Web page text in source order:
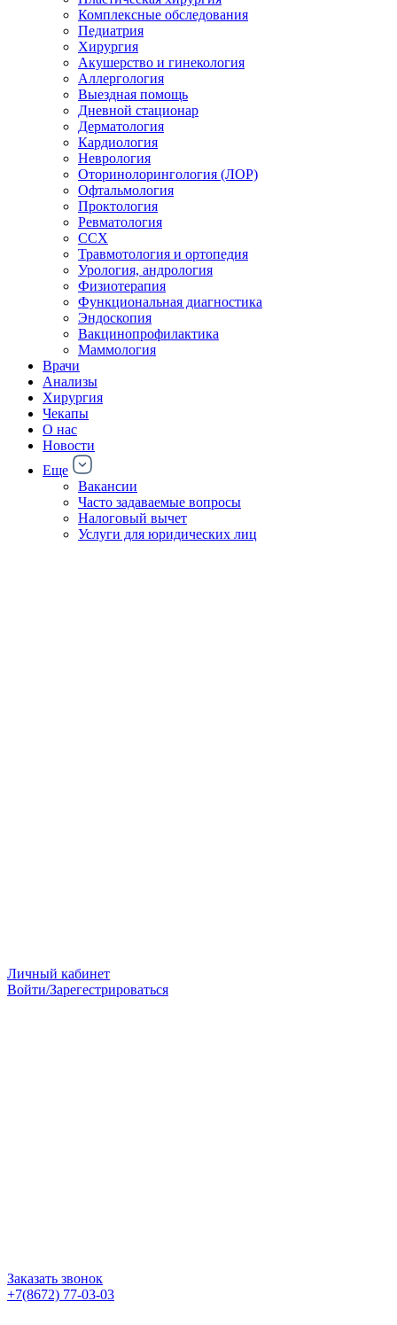
Комплексные обследования
Педиатрия
Хирургия
Акушерство и гинекология
Аллергология
Выездная помощь
Дневной стационар
Дерматология
Кардиология
Неврология
Оторинолорингология (ЛОР)
Офтальмология
Проктология
Ревматология
ССХ
Травмотология и ортопедия
Урология, андрология
Физиотерапия
Функциональная диагностика
Эндоскопия
Вакцинопрофилактика
Маммология
Врачи
Анализы
Хирургия
Чекапы
О нас
Новости
Еще
Вакансии
Часто задаваемые вопросы
Налоговый вычет
Услуги для юридических лиц
Личный кабинет
Войти/Зарегестрироваться
Заказать звонок
+7(8672) 77-03-03